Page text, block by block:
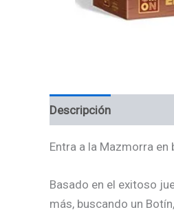
Descripción
Entra a la Mazmorra
Basado en el exitoso
más, buscando un